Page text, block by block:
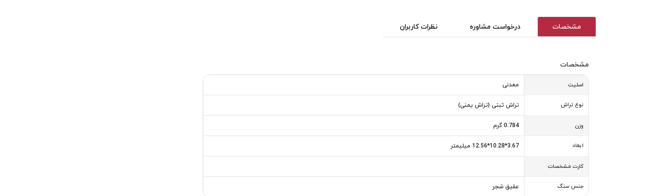
مشخصات درخواست مشاوره نظرات کاربران
مشخصات
اصلیت معدنی
نوع تراش تراش ثبتی (تراش یمنی)
وزن 0.784 گرم
ابعاد 3.67*10.28*12.56 میلیمتر
کارت مشخصات
جنس سنگ عقیق شجر